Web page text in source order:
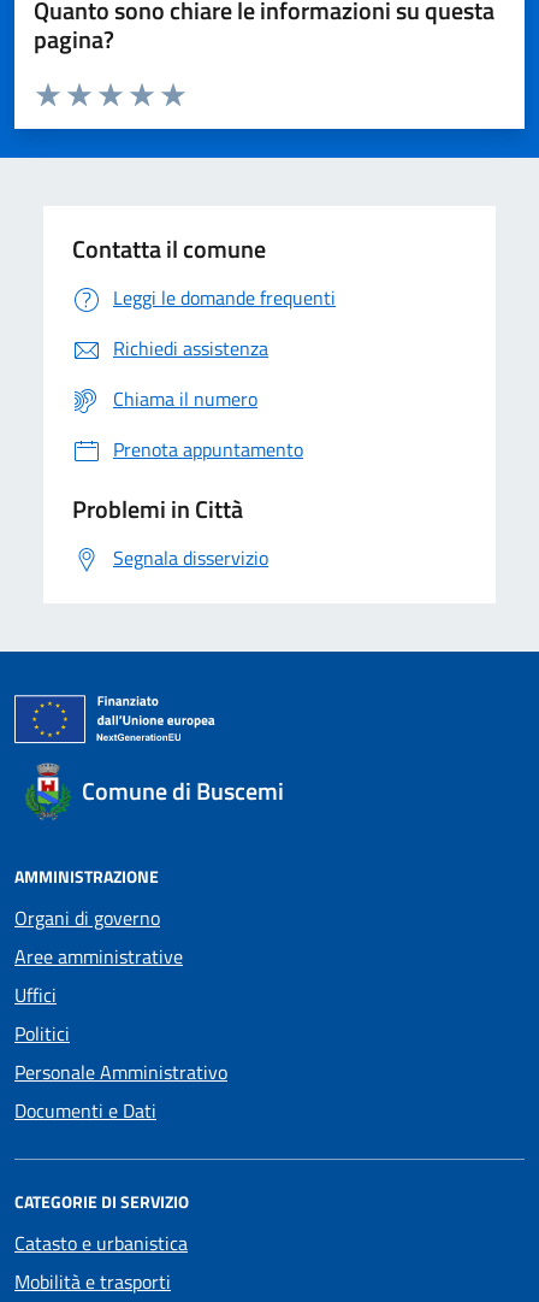
Quanto sono chiare le informazioni su questa
pagina?
Domanda
Valuta da 1 a 5 stelle la pagina
Valuta 5 stelle su 5
Valuta 4 stelle su 5
Valuta 3 stelle su 5
Valuta 2 stelle su 5
Valuta 1 stelle su 5
Contatta il comune
Leggi le domande frequenti
Richiedi assistenza
Chiama il numero
Prenota appuntamento
Problemi in Città
Segnala disservizio
Comune di Buscemi
AMMINISTRAZIONE
Organi di governo
Aree amministrative
Uffici
Politici
Personale Amministrativo
Documenti e Dati
CATEGORIE DI SERVIZIO
Catasto e urbanistica
Mobilità e trasporti